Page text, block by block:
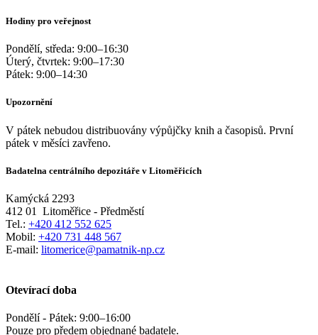
Hodiny pro veřejnost
Pondělí, středa: 9:00–16:30
Úterý, čtvrtek: 9:00–17:30
Pátek: 9:00–14:30
Upozornění
V pátek nebudou distribuovány výpůjčky knih a časopisů. První
pátek v měsíci zavřeno.
Badatelna centrálního depozitáře v Litoměřicích
Kamýcká 2293
412 01
Litoměřice - Předměstí
Tel.: +420 412 552 625
Mobil: +420 731 448 567
E-mail: litomerice@pamatnik-np.cz
Otevírací doba
Pondělí - Pátek: 9:00–16:00
Pouze pro předem objednané badatele.